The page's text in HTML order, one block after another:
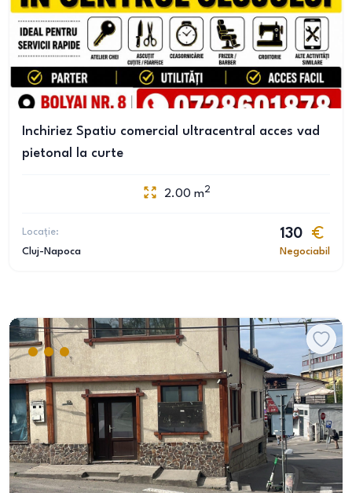
Inchiriez Spatiu comercial ultracentral acces vad
pietonal la curte
2.00 m2
Locație:
Cluj-Napoca
130
Negociabil